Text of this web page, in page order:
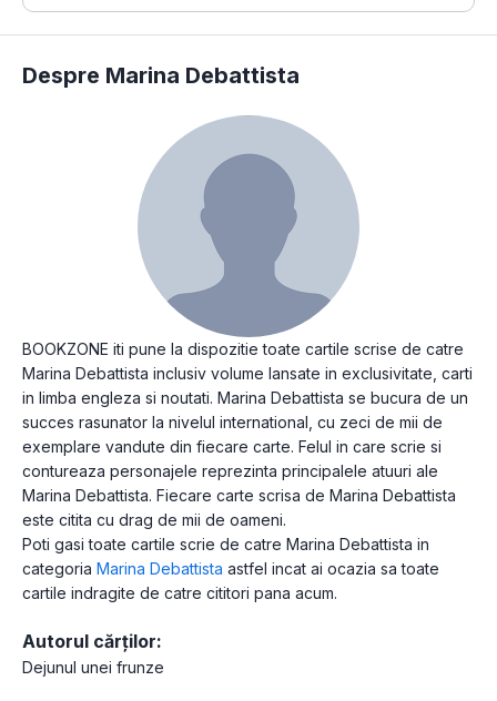
Despre Marina Debattista
BOOKZONE iti pune la dispozitie toate cartile scrise de catre
Marina Debattista inclusiv volume lansate in exclusivitate, carti
in limba engleza si noutati. Marina Debattista se bucura de un
succes rasunator la nivelul international, cu zeci de mii de
exemplare vandute din fiecare carte. Felul in care scrie si
contureaza personajele reprezinta principalele atuuri ale
Marina Debattista. Fiecare carte scrisa de Marina Debattista
este citita cu drag de mii de oameni.
Poti gasi toate cartile scrie de catre Marina Debattista in
categoria Marina Debattista astfel incat ai ocazia sa toate
cartile indragite de catre cititori pana acum.
Autorul cărților:
Dejunul unei frunze